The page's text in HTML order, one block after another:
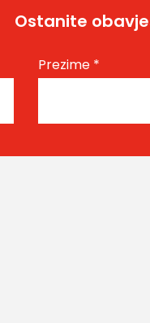
Ostanite
Prezime *